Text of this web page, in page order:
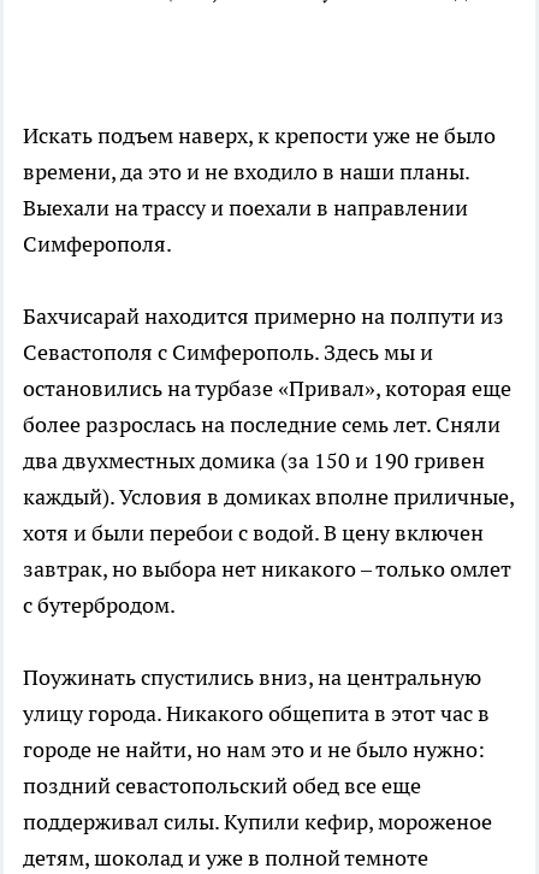
Искать подъем наверх, к крепости уже не было
времени, да это и не входило в наши планы.
Выехали на трассу и поехали в направлении
Симферополя.
Бахчисарай находится примерно на полпути из
Севастополя с Симферополь. Здесь мы и
остановились на турбазе «Привал», которая еще
более разрослась на последние семь лет. Сняли
два двухместных домика (за 150 и 190 гривен
каждый). Условия в домиках вполне приличные,
хотя и были перебои с водой. В цену включен
завтрак, но выбора нет никакого – только омлет
с бутербродом.
Поужинать спустились вниз, на центральную
улицу города. Никакого общепита в этот час в
городе не найти, но нам это и не было нужно:
поздний севастопольский обед все еще
поддерживал силы. Купили кефир, мороженое
детям, шоколад и уже в полной темноте